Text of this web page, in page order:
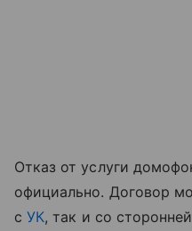
Отказ от услуги
официально. Договор
сУК, так и со